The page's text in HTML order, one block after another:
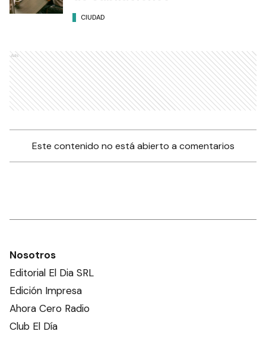
CIUDAD
Ads
Este contenido no está abierto a comentarios
Nosotros
Editorial El Dia SRL
Edición Impresa
Ahora Cero Radio
Club El Día